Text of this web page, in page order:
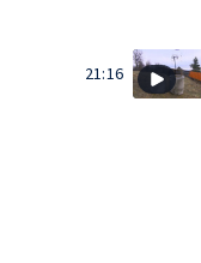
21:16